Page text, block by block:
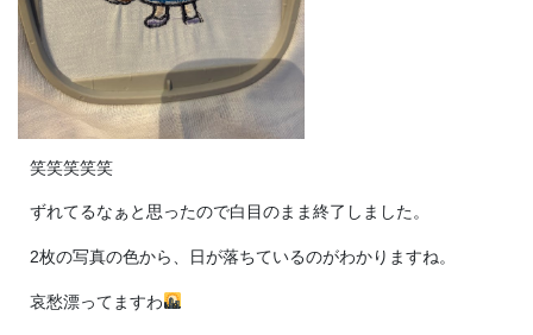
笑笑笑笑笑
ずれてるなぁと思ったので白目のまま終了しました。
2枚の写真の色から、日が落ちているのがわかりますね。
哀愁漂ってますわ